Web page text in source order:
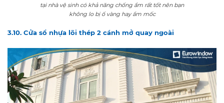
tại nhà vệ sinh có khả năng chống ẩm rất tốt nên bạn
không lo bị ố vàng hay ẩm mốc
3.10. Cửa sổ nhựa lõi thép 2 cánh mở quay ngoài